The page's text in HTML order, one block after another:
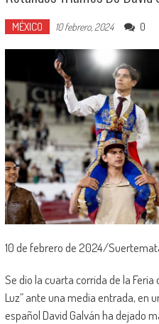
MÉXICO 10 febrero, 2024 0
10 de febrero de 2024/
Se dio la cuarta corrida de la Feria
Luz” ante una media entrada, en
español David Galván ha dejado